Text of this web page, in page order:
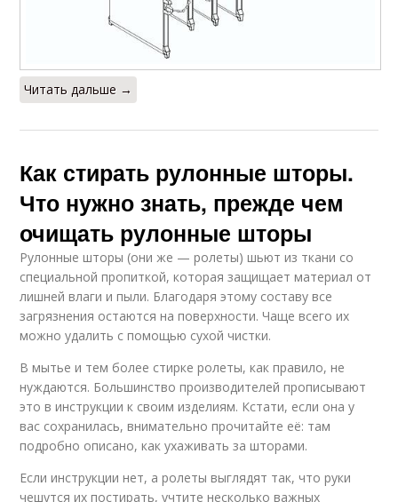
Читать дальше →
Как стирать рулонные шторы.
Что нужно знать, прежде чем
очищать рулонные шторы
Рулонные шторы (они же — ролеты) шьют из ткани со
специальной пропиткой, которая защищает материал от
лишней влаги и пыли. Благодаря этому составу все
загрязнения остаются на поверхности. Чаще всего их
можно удалить с помощью сухой чистки.
В мытье и тем более стирке ролеты, как правило, не
нуждаются. Большинство производителей прописывают
это в инструкции к своим изделиям. Кстати, если она у
вас сохранилась, внимательно прочитайте её: там
подробно описано, как ухаживать за шторами.
Если инструкции нет, а ролеты выглядят так, что руки
чешутся их постирать, учтите несколько важных